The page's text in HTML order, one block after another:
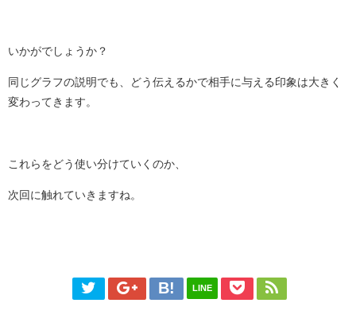
いかがでしょうか？
同じグラフの説明でも、どう伝えるかで相手に与える印象は大きく
変わってきます。
これらをどう使い分けていくのか、
次回に触れていきますね。
LINE